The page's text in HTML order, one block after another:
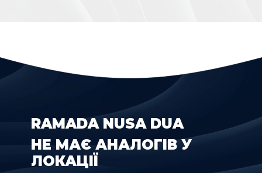
RAMADA NUSA DUA
НЕ МАЄ АНАЛОГІВ У
ЛОКАЦІЇ